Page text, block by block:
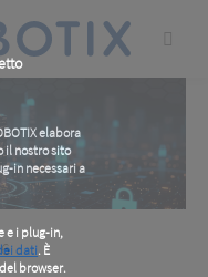
elabora
il nostro sito
in necessari a
e i plug-in,
dati. È
browser.